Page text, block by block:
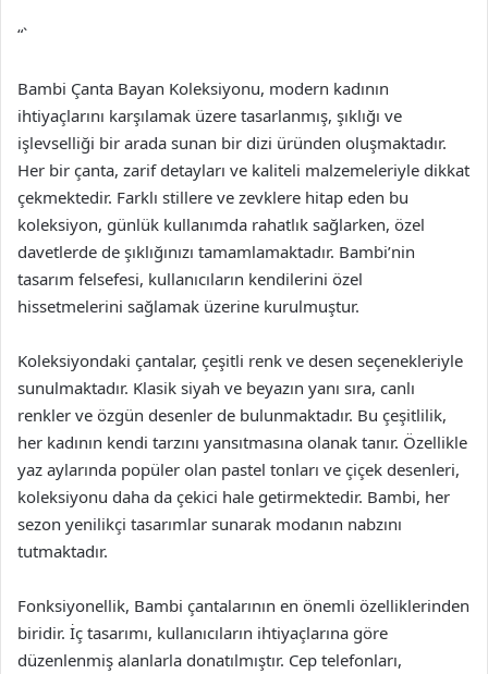
“`
Bambi Çanta Bayan Koleksiyonu, modern kadının
ihtiyaçlarını karşılamak üzere tasarlanmış, şıklığı ve
işlevselliği bir arada sunan bir dizi üründen oluşmaktadır.
Her bir çanta, zarif detayları ve kaliteli malzemeleriyle dikkat
çekmektedir. Farklı stillere ve zevklere hitap eden bu
koleksiyon, günlük kullanımda rahatlık sağlarken, özel
davetlerde de şıklığınızı tamamlamaktadır. Bambi’nin
tasarım felsefesi, kullanıcıların kendilerini özel
hissetmelerini sağlamak üzerine kurulmuştur.
Koleksiyondaki çantalar, çeşitli renk ve desen seçenekleriyle
sunulmaktadır. Klasik siyah ve beyazın yanı sıra, canlı
renkler ve özgün desenler de bulunmaktadır. Bu çeşitlilik,
her kadının kendi tarzını yansıtmasına olanak tanır. Özellikle
yaz aylarında popüler olan pastel tonları ve çiçek desenleri,
koleksiyonu daha da çekici hale getirmektedir. Bambi, her
sezon yenilikçi tasarımlar sunarak modanın nabzını
tutmaktadır.
Fonksiyonellik, Bambi çantalarının en önemli özelliklerinden
biridir. İç tasarımı, kullanıcıların ihtiyaçlarına göre
düzenlenmiş alanlarla donatılmıştır. Cep telefonları,